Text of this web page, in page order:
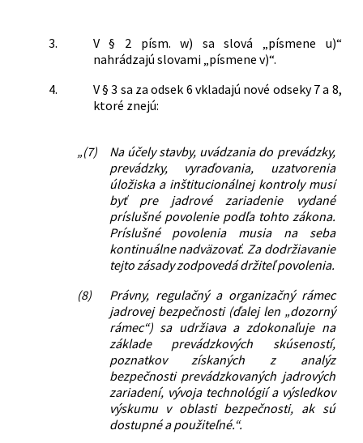
3.
V § 2 písm. w) sa slová „písmene u)“
nahrádzajú slovami „písmene v)“.
4.
V § 3 sa za odsek 6 vkladajú nové odseky 7 a 8,
ktoré znejú:
„(7)
Na účely stavby, uvádzania do prevádzky,
prevádzky, vyraďovania, uzatvorenia
úložiska a inštitucionálnej kontroly musí
byť pre jadrové zariadenie vydané
príslušné povolenie podľa tohto zákona.
Príslušné povolenia musia na seba
kontinuálne nadväzovať. Za dodržiavanie
tejto zásady zodpovedá držiteľ povolenia.
(8)
Právny, regulačný a organizačný rámec
jadrovej bezpečnosti (ďalej len „dozorný
rámec“) sa udržiava a zdokonaľuje na
základe prevádzkových skúseností,
poznatkov získaných z analýz
bezpečnosti prevádzkovaných jadrových
zariadení, vývoja technológií a výsledkov
výskumu v oblasti bezpečnosti, ak sú
dostupné a použiteľné.“.